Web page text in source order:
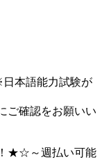
本語能力試験が
ご確認をお願いい
★☆～週払い可能